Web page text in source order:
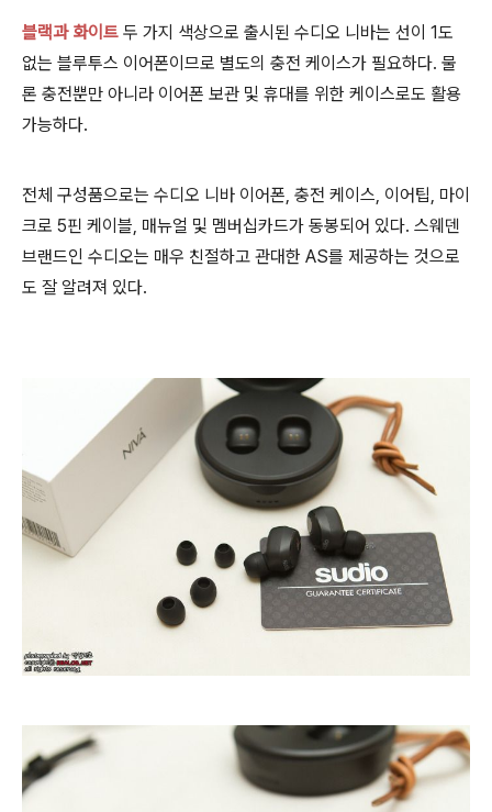
블랙과 화이트 두 가지 색상으로 출시된 수디오 니바는 선이 1도
없는 블루투스 이어폰이므로 별도의 충전 케이스가 필요하다. 물
론 충전뿐만 아니라 이어폰 보관 및 휴대를 위한 케이스로도 활용
가능하다.
전체 구성품으로는 수디오 니바 이어폰, 충전 케이스, 이어팁, 마이
크로 5핀 케이블, 매뉴얼 및 멤버십카드가 동봉되어 있다. 스웨덴
브랜드인 수디오는 매우 친절하고 관대한 AS를 제공하는 것으로
도 잘 알려져 있다.